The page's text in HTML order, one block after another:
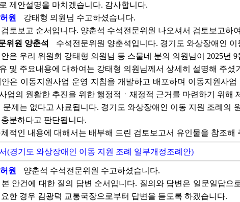
제안설명을 마치겠습니다. 감사합니다.
허원
강태형 의원님 수고하셨습니다.
토보고 순서입니다. 양춘석 수석전문위원 나오셔서 검토보고하
위원 양춘석
수석전문위원 양춘석입니다. 경기도 와상장애인
은 우리 위원회 강태형 의원님 등 스물네 분의 의원님이 2025년
및 주요내용에 대하여는 강태형 의원님께서 상세히 설명해 주
은 이동지원사업 운영 지침을 개발하고 배포하며 이동지원사
업의 원활한 추진을 위한 행정적ㆍ재정적 근거를 마련하기 위
문제는 없다고 사료됩니다. 경기도 와상장애인 이동 지원 조례의
분하다고 판단됩니다.
체적인 내용에 대해서는 배부해 드린 검토보고서 유인물을 참조
(경기도 와상장애인 이동 지원 조례 일부개정조례안)
허원
양춘석 수석전문위원 수고하셨습니다.
안건에 대한 질의 답변 순서입니다. 질의와 답변은 일문일답
한 경우 김광덕 교통국장으로부터 답변을 듣도록 하겠습니다.